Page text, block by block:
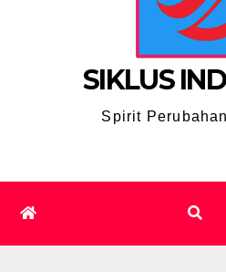
SIKLUS
Spirit